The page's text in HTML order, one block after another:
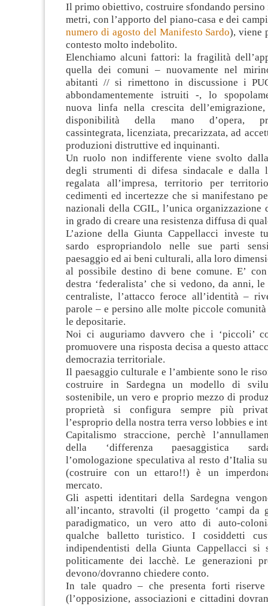
Il primo obiettivo, costruire sfondando
metri, con l’apporto del piano-casa e dei
numero di agosto del Manifesto Sardo), viene
contesto molto indebolito.
Elenchiamo alcuni fattori: la fragilità
quella dei comuni – nuovamente nel
abitanti // si rimettono in discussione i
abbondamentemente istruiti -, lo
nuova linfa nella crescita
disponibilità della mano d’opera,
cassintegrata, licenziata, precarizzata, ad
produzioni distruttive ed inquinanti.
Un ruolo non indifferente viene svolto
degli strumenti di difesa sindacale e dalla
regalata all’impresa, territorio per
cedimenti ed incertezze che si manifestano
nazionali della CGIL, l’unica organizzazione
in grado di creare una resistenza diffusa di
L’azione della Giunta Cappellacci investe
sardo espropriandolo nelle sue parti
paesaggio ed ai beni culturali, alla loro
al possibile destino di bene comune. E’
destra ‘federalista’ che si vedono, da anni,
centraliste, l’attacco feroce all’identità –
parole – e persino alle molte piccole
le depositarie.
Noi ci auguriamo davvero che i ‘piccoli’
promuovere una risposta decisa a questo
democrazia territoriale.
Il paesaggio culturale e l’ambiente sono le
costruire in Sardegna un modello di
sostenibile, un vero e proprio mezzo di
proprietà si configura sempre più
l’esproprio della nostra terra verso lobbies e
Capitalismo straccione, perchè
della ‘differenza paesaggistica
l’omologazione speculativa al resto d’Italia
(costruire con un ettaro!!) è un
mercato.
Gli aspetti identitari della Sardegna
all’incanto, stravolti (il progetto ‘campi da
paradigmatico, un vero atto di auto-
qualche balletto turistico. I cosiddetti
indipendentisti della Giunta Cappellacci si
politicamente dei lacchè. Le generazioni
devono/dovranno chiedere conto.
In tale quadro – che presenta forti
(l’opposizione, associazioni e cittadini